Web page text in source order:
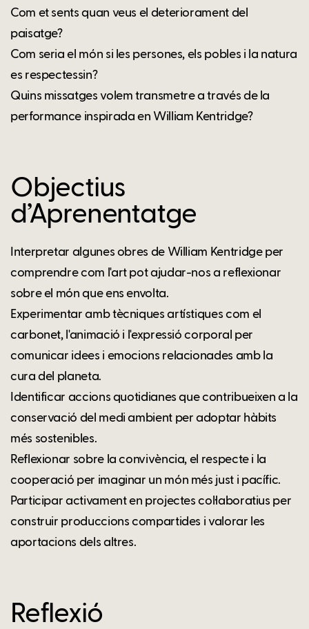
Com et sents quan veus el deteriorament del
paisatge?
Com seria el món si les persones, els pobles i la natura
es respectessin?
Quins missatges volem transmetre a través de la
performance inspirada en William Kentridge?
Objectius
d’Aprenentatge
Interpretar algunes obres de William Kentridge per
comprendre com l'art pot ajudar-nos a reflexionar
sobre el món que ens envolta.
Experimentar amb tècniques artístiques com el
carbonet, l'animació i l'expressió corporal per
comunicar idees i emocions relacionades amb la
cura del planeta.
Identificar accions quotidianes que contribueixen a la
conservació del medi ambient per adoptar hàbits
més sostenibles.
Reflexionar sobre la convivència, el respecte i la
cooperació per imaginar un món més just i pacífic.
Participar activament en projectes col·laboratius per
construir produccions compartides i valorar les
aportacions dels altres.
Reflexió